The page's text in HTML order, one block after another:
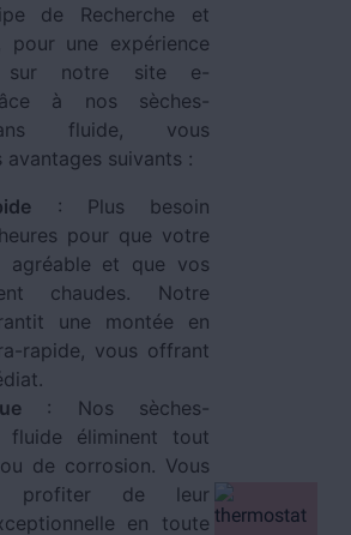
de Recherche et
pour une expérience
sur notre site e-
à nos sèches-
fluide, vous
suivants :
: Plus besoin
pour que votre
agréable et que vos
chaudes. Notre
une montée en
rapide, vous offrant
: Nos sèches-
fluide éliminent tout
de corrosion. Vous
profiter de leur
en toute